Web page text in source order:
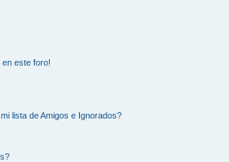
este foro!
lista de Amigos e Ignorados?